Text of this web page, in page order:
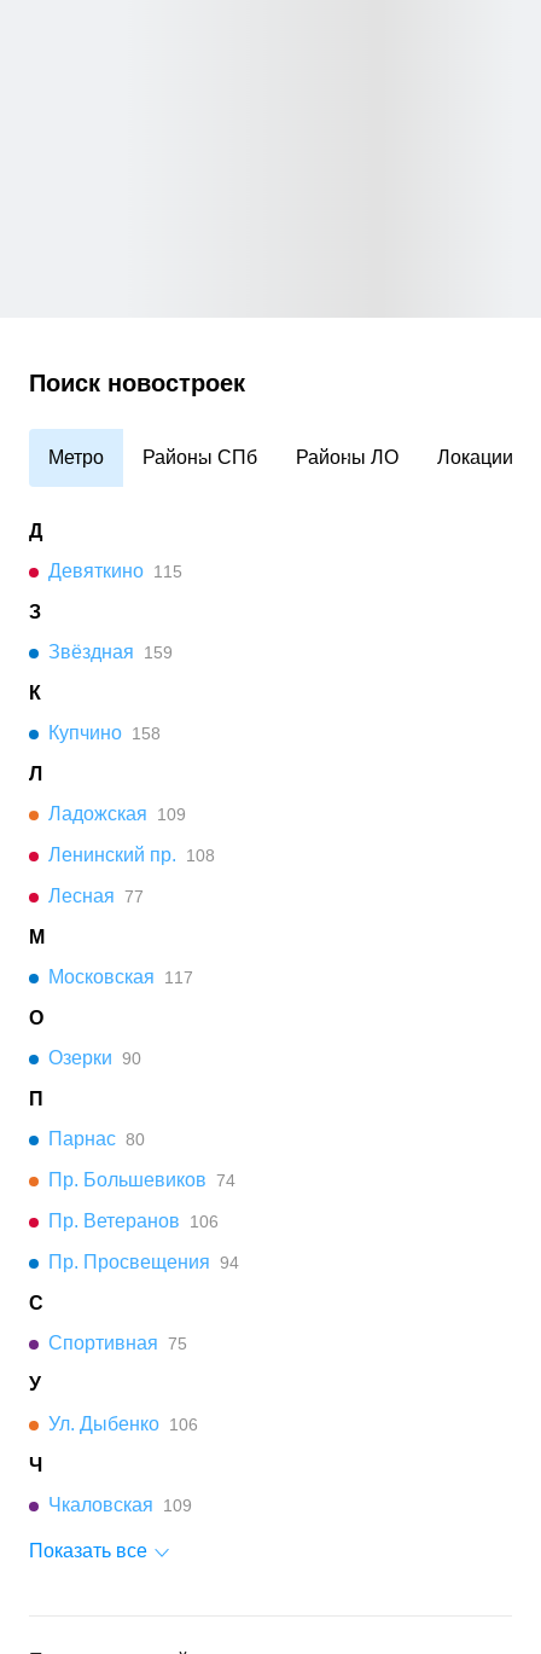
Поиск новостроек
Метро Районы СПб Районы ЛО Локации
Д
Девяткино 115
З
Звёздная
159
К
Купчино 158
Л
Ладожская
109
Ленинский пр. 108
Лесная 77
М
Московская
117
О
Озерки 90
П
Парнас 80
Пр. Большевиков 74
Пр. Ветеранов 106
Пр. Просвещения 94
С
Спортивная 75
У
Ул. Дыбенко 106
Ч
Чкаловская
109
Показать все